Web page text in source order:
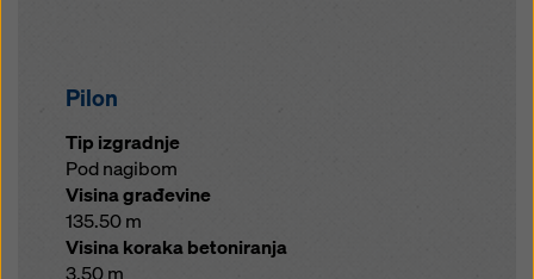
Pilon
Tip izgradnje
Pod nagibom
Visina građevine
135.50 m
Visina koraka betoniranja
3.50 m